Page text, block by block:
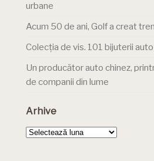
urbane
Acum 50 de ani, Golf a creat
Colecția de vis. 101 bijuterii auto
Un producător auto chinez,
de companii din lume
Arhive
Arhive